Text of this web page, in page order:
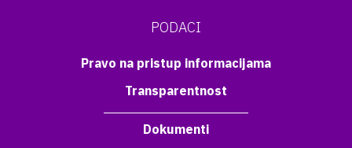
PODACI
Pravo na pristup informacijama
Transparentnost
Dokumenti